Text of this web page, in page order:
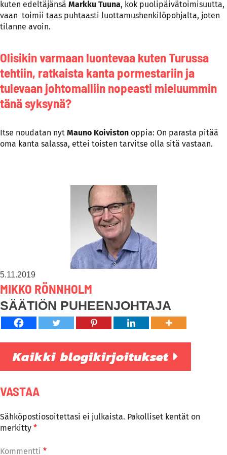
kuten edeltäjänsä Markku Tuuna, kok puolipäivätoimisuutta,
vaan toimii taas puhtaasti luottamushenkilöpohjalta, joten
tilanne avoin.
Olisikin varmaan luontevaa kuten Turussa
tehtiin, ratkaista kanta pormestariin ja
tulevaan johtomalliin nopeasti mieluummin
tänä syksynä?
Itse noudatan nyt Mauno Koiviston oppia: On parasta pitää
oma kanta salassa, ettei toisten tarvitse olla sitä vastaan.
5.11.2019
MIKKO RÖNNHOLM
SÄÄTIÖN PUHEENJOHTAJA
Kaikki blogikirjoitukset
VASTAA
Sähköpostiosoitettasi ei julkaista. Pakolliset kentät on
merkitty *
Kommentti *